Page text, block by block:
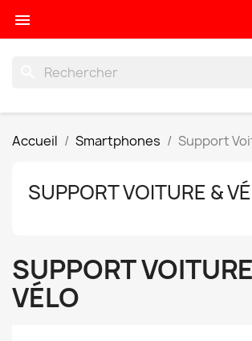

Accueil Smartphones Support
SUPPORT VOITURE &
SUPPORT
VÉLO